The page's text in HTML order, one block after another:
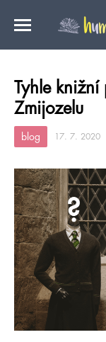
Tyhle
Zmijozelu
blog 17. 7. 2020